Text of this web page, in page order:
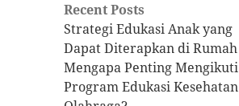
Recent Posts
Strategi Edukasi Anak yang
Dapat Diterapkan di Rumah
Mengapa Penting Mengikuti
Program Edukasi Kesehatan